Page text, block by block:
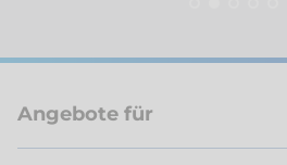
Angebote für